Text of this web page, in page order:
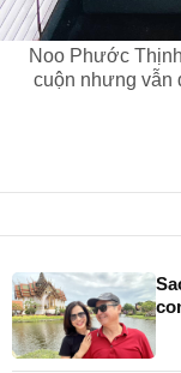
Noo Phước
cuộn nhưng vẫn